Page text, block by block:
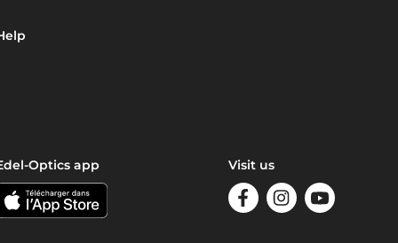
Optics app Visit us